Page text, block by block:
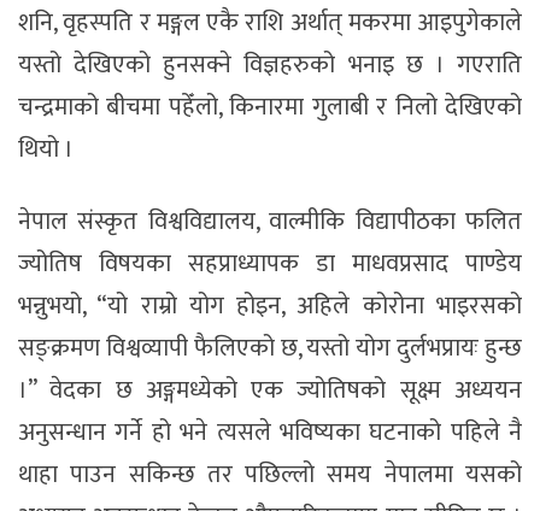
शनि, वृहस्पति र मङ्गल एकै राशि अर्थात् मकरमा आइपुगेकाले
यस्तो देखिएको हुनसक्ने विज्ञहरुको भनाइ छ । गएराति
चन्द्रमाको बीचमा पहेँलो, किनारमा गुलाबी र निलो देखिएको
थियो ।
नेपाल संस्कृत विश्वविद्यालय, वाल्मीकि विद्यापीठका फलित
ज्योतिष विषयका सहप्राध्यापक डा माधवप्रसाद पाण्डेय
भन्नुभयो, “यो राम्रो योग होइन, अहिले कोरोना भाइरसको
सङ्क्रमण विश्वव्यापी फैलिएको छ, यस्तो योग दुर्लभप्रायः हुन्छ
।” वेदका छ अङ्गमध्येको एक ज्योतिषको सूक्ष्म अध्ययन
अनुसन्धान गर्ने हो भने त्यसले भविष्यका घटनाको पहिले नै
थाहा पाउन सकिन्छ तर पछिल्लो समय नेपालमा यसको